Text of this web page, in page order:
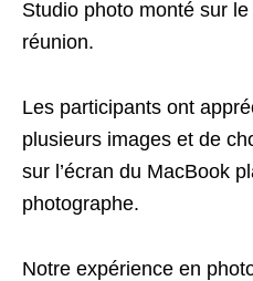
Studio photo monté sur
réunion.
Les participants ont
plusieurs images et de
sur l’écran du MacBook
photographe.
Notre expérience en